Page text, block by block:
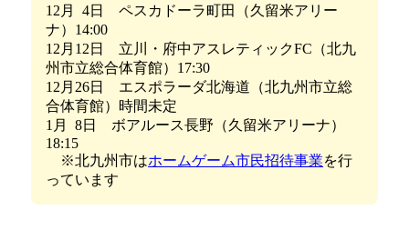
12月 4日 ペスカドーラ町田（久留米アリー
ナ）14:00
12月12日 立川・府中アスレティックFC（北九
州市立総合体育館）17:30
12月26日 エスポラーダ北海道（北九州市立総
合体育館）時間未定
1月 8日 ボアルース長野（久留米アリーナ）
18:15
※北九州市はホームゲーム市民招待事業を行
っています